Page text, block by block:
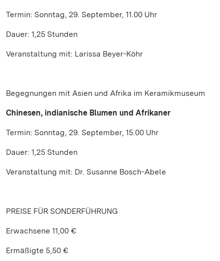
Termin: Sonntag, 29. September, 11.00 Uhr
Dauer: 1,25 Stunden
Veranstaltung mit: Larissa Beyer-Köhr
Begegnungen mit Asien und Afrika im Keramikmuseum
Chinesen, indianische Blumen und Afrikaner
Termin: Sonntag, 29. September, 15.00 Uhr
Dauer: 1,25 Stunden
Veranstaltung mit: Dr. Susanne Bosch-Abele
PREISE FÜR SONDERFÜHRUNG
Erwachsene 11,00 €
Ermäßigte 5,50 €